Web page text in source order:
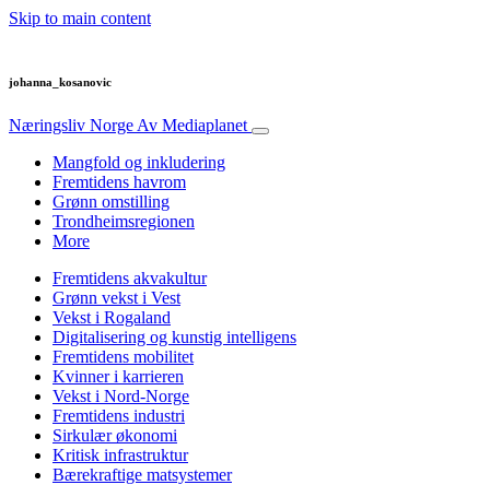
Skip to main content
johanna_kosanovic
Næringsliv Norge Av Mediaplanet
Mangfold og inkludering
Fremtidens havrom
Grønn omstilling
Trondheimsregionen
More
Fremtidens akvakultur
Grønn vekst i Vest
Vekst i Rogaland
Digitalisering og kunstig intelligens
Fremtidens mobilitet
Kvinner i karrieren
Vekst i Nord-Norge
Fremtidens industri
Sirkulær økonomi
Kritisk infrastruktur
Bærekraftige matsystemer